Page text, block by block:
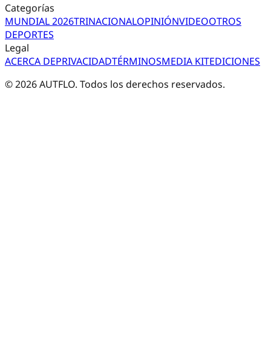
Categorías
MUNDIAL 2026TRINACIONALOPINIÓNVIDEOOTROS
DEPORTES
Legal
ACERCA DEPRIVACIDADTÉRMINOSMEDIA KITEDICIONES
©2026AUTFLO. Todos los derechos reservados.